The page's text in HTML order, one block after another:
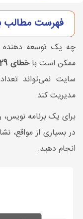
فهرست مطالب
چه یک توسعه دهنده
ممکن است باخطای 429
سایت نمی‌تواند
مدیریت کند.
برای یک برنامه
در بسیاری از مواقع،
انجام دهید.